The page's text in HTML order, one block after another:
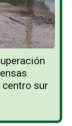
centro sur